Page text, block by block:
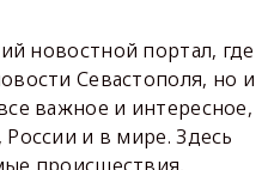
новостной портал, где
Севастополя, но и
важное и интересное,
и в мире. Здесь